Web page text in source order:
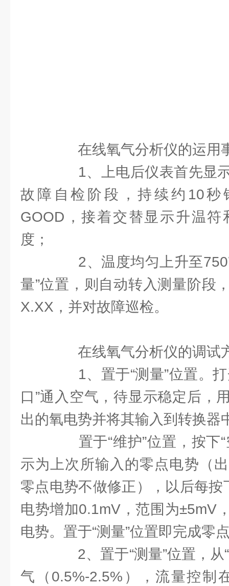
在线氧气分析仪的运用
1、上电后仪表首先显示
故障自检阶段，持续约10秒
GOOD，接着交替显示升温
度；
2、温度均匀上升至
量”位置，则自动转入测量阶段
X.XX，并对故障巡检。
在线氧气分析仪的调试
1、置于“测量”位置。打
口”通入空气，待显示稳定后，
出的氧电势并将其输入到转换器
置于“维护”位置，按下“
示为上次所输入的零点电势（
零点电势不做修正），以后每按
电势增加0.1mV，范围为±5mV
电势。置于“测量”位置即完成零
2、置于“测量”位置，从“
气（0.5%-2.5%），流量控制